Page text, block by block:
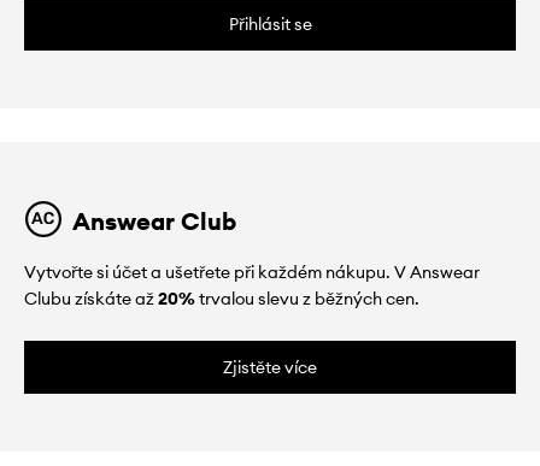
Přihlásit se
Answear Club
Vytvořte si účet a ušetřete při každém nákupu. V Answear
Clubu získáte až20%trvalou slevu z běžných cen.
Zjistěte více